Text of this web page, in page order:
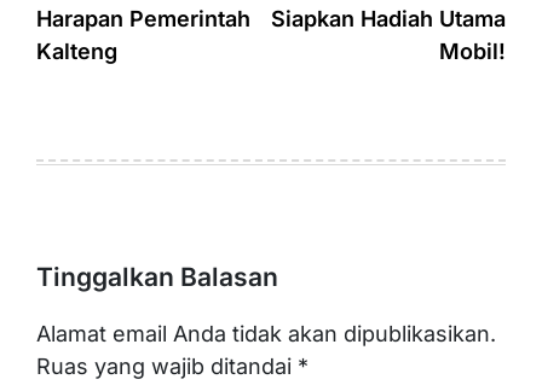
Harapan Pemerintah
Kalteng
Siapkan Hadiah Utama
Mobil!
Tinggalkan Balasan
Alamat email Anda tidak akan dipublikasikan.
Ruas yang wajib ditandai *